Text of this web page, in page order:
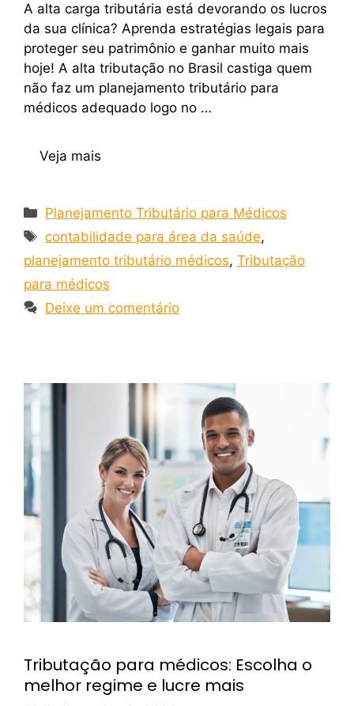
A alta carga tributária está devorando os lucros
da sua clínica? Aprenda estratégias legais para
proteger seu patrimônio e ganhar muito mais
hoje! A alta tributação no Brasil castiga quem
não faz um planejamento tributário para
médicos adequado logo no …
Veja mais
Planejamento Tributário para Médicos
contabilidade para área da saúde,
planejamento tributário médicos, Tributação
para médicos
Deixe um comentário
Tributação para médicos: Escolha o
melhor regime e lucre mais